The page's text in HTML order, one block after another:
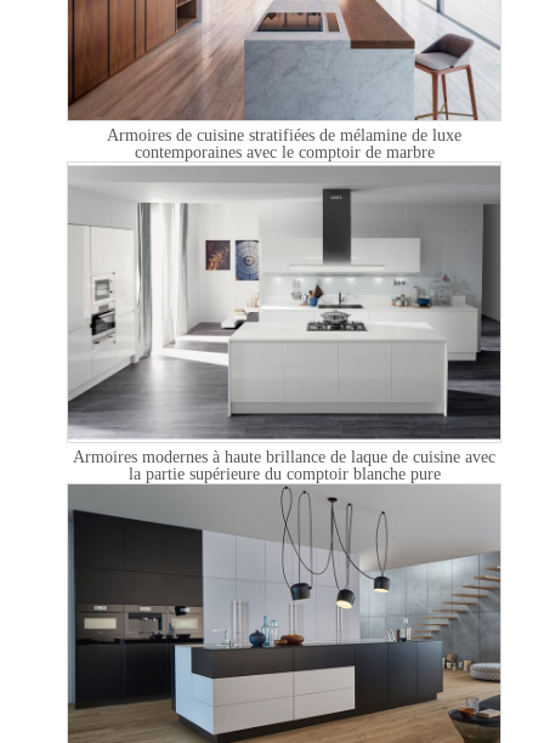
Armoires de cuisine stratifiées de mélamine de luxe
contemporaines avec le comptoir de marbre
Armoires modernes à haute brillance de laque de cuisine avec
la partie supérieure du comptoir blanche pure